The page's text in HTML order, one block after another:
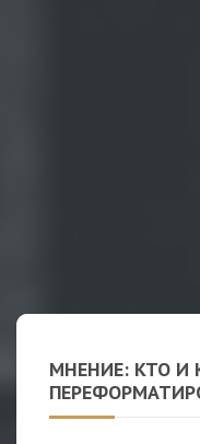
МНЕНИЕ: КТО И